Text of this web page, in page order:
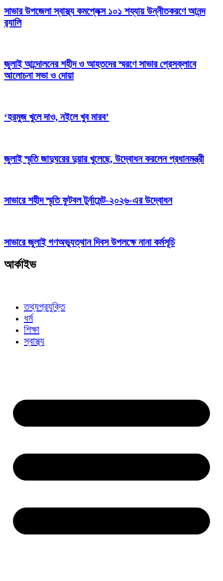
সাভার উপজেলা স্বাস্থ্য কমপ্লেক্স ১০১ শয্যায় উন্নীতকরণে আনন্দ
র‍্যালি
জুলাই আন্দোলনের শহীদ ও আহতদের স্মরণে সাভার প্রেসক্লাবে
আলোচনা সভা ও দোয়া
‘হরমুজ খুলে দাও, নইলে খুব মারব’
জুলাই স্মৃতি জাদুঘরের দুয়ার খুলেছে, উদ্বোধন করলেন প্রধানমন্ত্রী
সাভারে শহীদ স্মৃতি ফুটবল টুর্নামেন্ট-২০২৬-এর উদ্বোধন
সাভারে জুলাই গণঅভ্যুত্থান দিবস উপলক্ষে নানা কর্মসূচি
আর্কাইভ
তথ্যপ্রযুক্তি
ধর্ম
শিক্ষা
স্বাস্থ্য